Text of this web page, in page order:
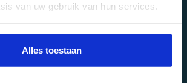
van uw gebruik van hun services.
Alles toestaan